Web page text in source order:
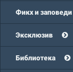
Фикх и заповеди
Эксклюзив
Библиотека